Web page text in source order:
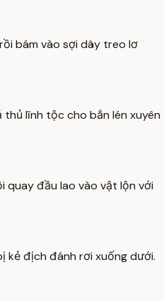
bám vào sợi dây treo lơ
lĩnh tộc cho bắn lén xuyên
quay đầu lao vào vật lộn với
kẻ địch đánh rơi xuống dưới.